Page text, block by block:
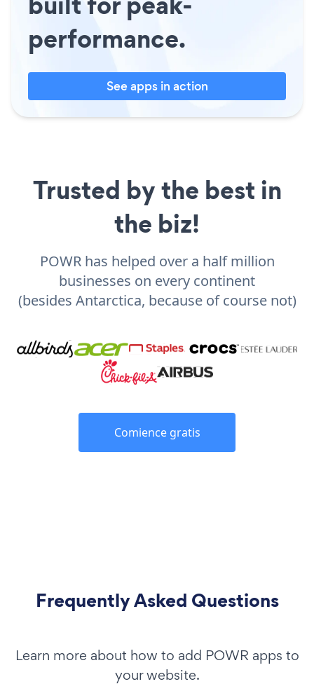
performance.
See apps in action
Trusted by the best in
the biz!
POWR has helped over a half million
businesses on every continent
(besides Antarctica, because of course not)
Comience gratis
Frequently Asked Questions
Learn more about how to add POWR apps to
your website.